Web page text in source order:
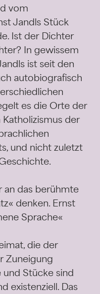
vom
Jandls Stück
Ist der Dichter
In gewissem
ist seit den
autobiografisch
es die Orte der
der
und nicht zuletzt
an das berühmte
denken. Ernst
Sprache«
die der
Zuneigung
Stücke sind
existenziell. Das